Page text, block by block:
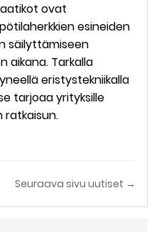
ovat
esineiden
säilyttämiseen
aikana. Tarkalla
eristystekniikalla
tarjoaa yrityksille
Seuraava sivu uutiset →